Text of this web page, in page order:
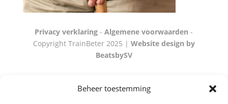
Beheer toestemming
Privacy verklaring -Algemene voorwaarden -
Copyright TrainBeter 2025 | Website design by
BeatsbySV